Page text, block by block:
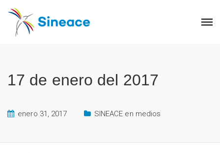
17 de enero del 2017
enero 31, 2017 SINEACE en medios